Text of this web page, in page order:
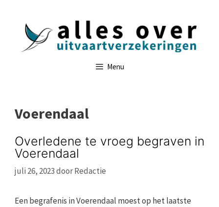
Menu
Voerendaal
Overledene te vroeg begraven in
Voerendaal
juli 26, 2023doorRedactie
Een begrafenis in Voerendaal moest op het laatste